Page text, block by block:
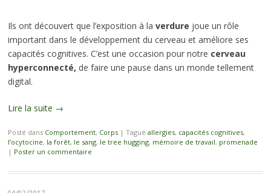
Ils ont découvert que l’exposition à la verdure joue un rôle
important dans le développement du cerveau et améliore ses
capacités cognitives. C’est une occasion pour notre cerveau
hyperconnecté, de faire une pause dans un monde tellement
digital.
Lire la suite →
Posté dans Comportement, Corps | Tagué allergies, capacités cognitives,
l’ocytocine, la forêt, le sang, le tree hugging, mémoire de travail, promenade
| Poster un commentaire